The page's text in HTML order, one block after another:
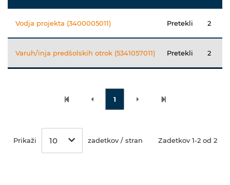
Vodja projekta (3400005011) Pretekli 2
Varuh/inja predšolskih otrok (5341057011) Pretekli 2
1
Prikaži 10 zadetkov / stran Zadetkov 1-2 od 2